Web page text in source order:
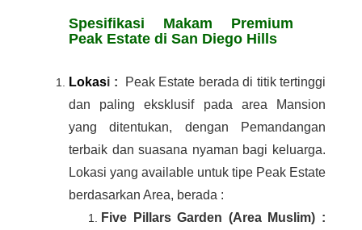
Spesifikasi Makam Premium
Peak Estate di San Diego Hills
Lokasi : Peak Estate berada di titik tertinggi
dan paling eksklusif pada area Mansion
yang ditentukan, dengan Pemandangan
terbaik dan suasana nyaman bagi keluarga.
Lokasi yang available untuk tipe Peak Estate
berdasarkan Area, berada :
Five Pillars Garden (Area Muslim) :